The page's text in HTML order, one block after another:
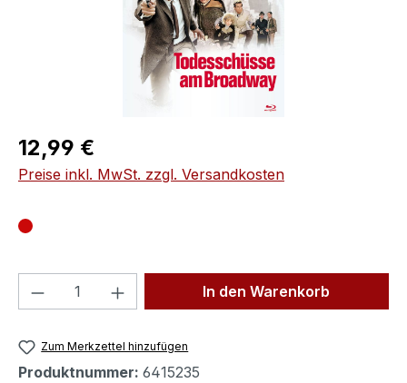
Regulärer Preis:
12,99 €
Preise inkl. MwSt. zzgl. Versandkosten
Produkt Anzahl: Gib denIn den Warenkorb
Zum Merkzettel hinzufügen
Produktnummer: 6415235